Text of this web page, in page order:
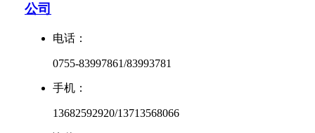
公司
电话：
0755-83997861/83993781
手机：
13682592920/13713568066